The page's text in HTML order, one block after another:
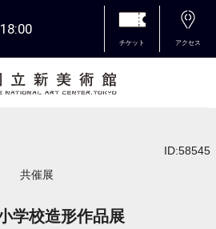
18:00
チケット アクセス
ID:58545
共催展
学校造形作品展